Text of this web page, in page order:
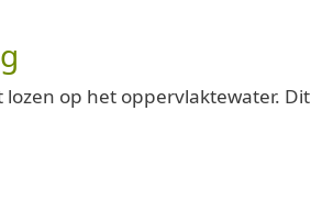
op het oppervlaktewater. Dit